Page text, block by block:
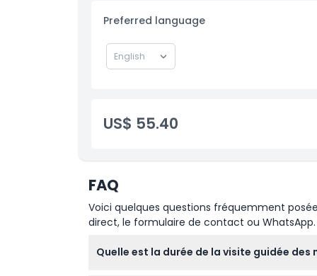
Preferred language
US$ 55.40
FAQ
Voici quelques questions fréquemment
direct, le formulaire de contact ou WhatsApp.
Quelle est la durée de la visite guidée